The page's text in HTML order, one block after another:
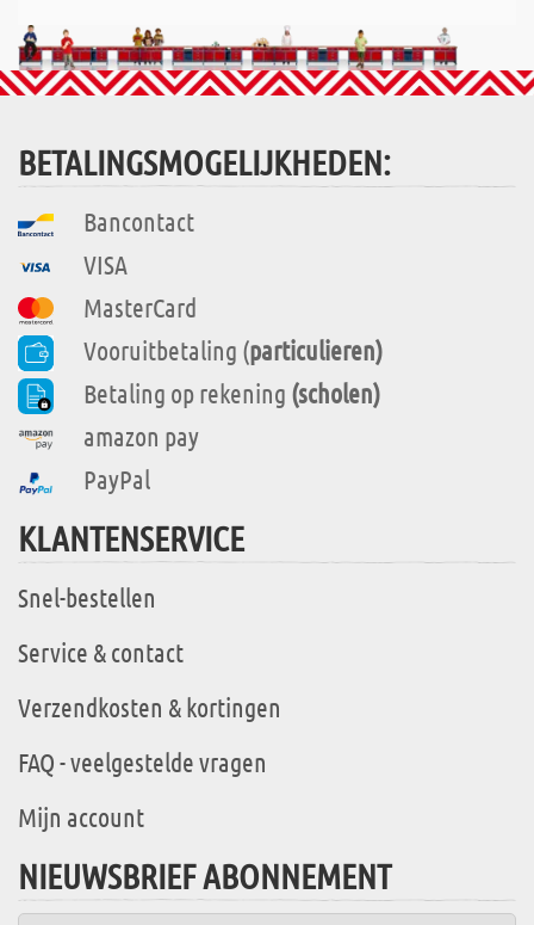
BETALINGSMOGELIJKHEDEN:
Bancontact
VISA
MasterCard
Vooruitbetaling (particulieren)
Betaling op rekening (scholen)
amazon pay
PayPal
KLANTENSERVICE
Snel-bestellen
Service & contact
Verzendkosten & kortingen
FAQ - veelgestelde vragen
Mijn account
NIEUWSBRIEF ABONNEMENT